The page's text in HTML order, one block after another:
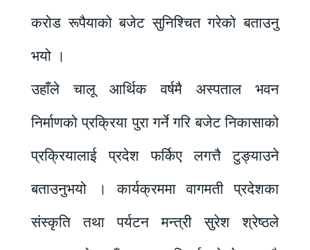
करोड रूपैयाको बजेट सुनिश्चित गरेको बताउनु
भयो ।
उहाँले चालू आर्थिक वर्षमै अस्पताल भवन
निर्माणको प्रक्रिया पुरा गर्ने गरि बजेट निकासाको
प्रक्रियालाई प्रदेश फर्किए लगत्तै टुङ्याउने
बताउनुभयो । कार्यक्रममा वागमती प्रदेशका
संस्कृति तथा पर्यटन मन्त्री सुरेश श्रेष्ठले